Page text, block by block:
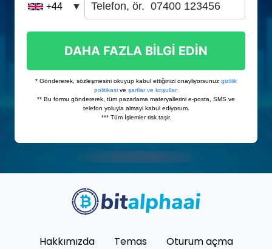
Hakkımızda Temas Oturum açma